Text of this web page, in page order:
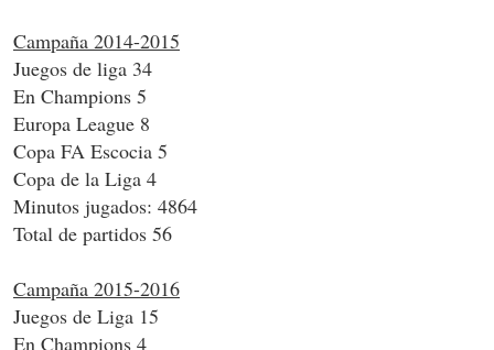
Campaña 2014-2015
Juegos de liga 34
En Champions 5
Europa League 8
Copa FA Escocia 5
Copa de la Liga 4
Minutos jugados: 4864
Total de partidos 56
Campaña 2015-2016
Juegos de Liga 15
En Champions 4